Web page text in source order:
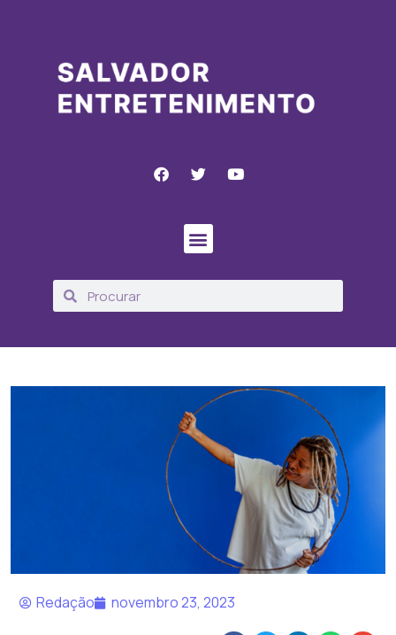
Redação novembro 23, 2023